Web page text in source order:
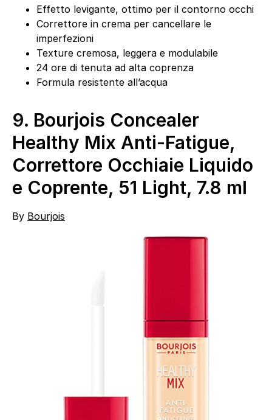
Effetto levigante, ottimo per il contorno occhi
Correttore in crema per cancellare le
imperfezioni
Texture cremosa, leggera e modulabile
24 ore di tenuta ad alta coprenza
Formula resistente all’acqua
9. Bourjois Concealer
Healthy Mix Anti-Fatigue,
Correttore Occhiaie Liquido
e Coprente, 51 Light, 7.8 ml
By Bourjois